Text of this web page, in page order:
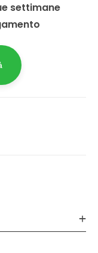
settimane